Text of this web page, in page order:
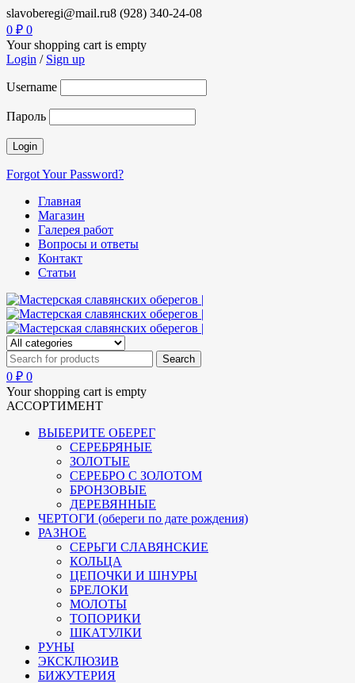
slavoberegi@mail.ru8 (928) 340-24-08
0 ₽ 0
Your shopping cart is empty
Login / Sign up
Username
Пароль
Forgot Your Password?
Главная
Магазин
Галерея работ
Вопросы и ответы
Контакт
Статьи
0 ₽ 0
Your shopping cart is empty
АССОРТИМЕНТ
ВЫБЕРИТЕ ОБЕРЕГ
СЕРЕБРЯНЫЕ
ЗОЛОТЫЕ
СЕРЕБРО С ЗОЛОТОМ
БРОНЗОВЫЕ
ДЕРЕВЯННЫЕ
ЧЕРТОГИ (обереги по дате рождения)
РАЗНОЕ
СЕРЬГИ СЛАВЯНСКИЕ
КОЛЬЦА
ЦЕПОЧКИ И ШНУРЫ
БРЕЛОКИ
МОЛОТЫ
ТОПОРИКИ
ШКАТУЛКИ
РУНЫ
ЭКСКЛЮЗИВ
БИЖУТЕРИЯ